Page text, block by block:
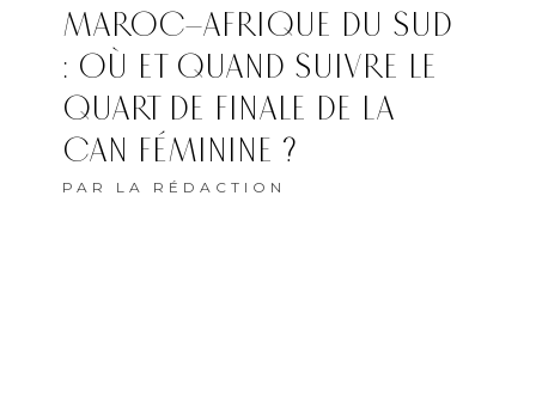
MAROC–AFRIQUE DU SUD
: OÙ ET QUAND SUIVRE LE
QUART DE FINALE DE LA
CAN FÉMININE ?
PAR LA RÉDACTION